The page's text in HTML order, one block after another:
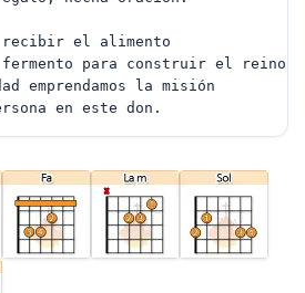
recibir el alimento
para construir el reino.
emprendamos la misión
en este don.